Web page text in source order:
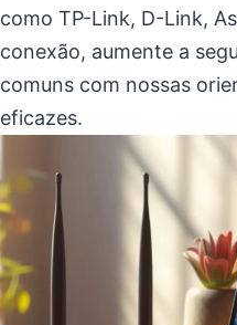
como TP-Link, D-Link,
conexão, aumente a
comuns com nossas
eficazes.